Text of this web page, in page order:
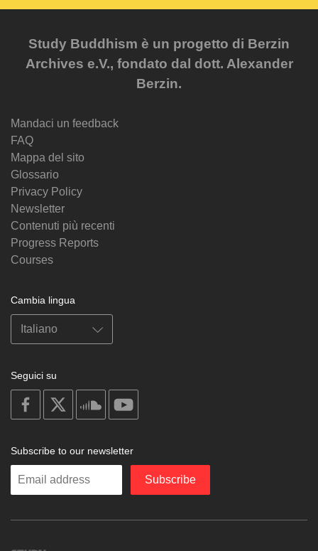
Study Buddhism è un progetto di Berzin
Archives e.V., fondato dal dott. Alexander
Berzin.
Mandaci un feedback
FAQ
Mappa del sito
Glossario
Privacy Policy
Newsletter
Contenuti più recenti
Progress Reports
Courses
Cambia lingua
Seguici su
on
facebook
soundcloud
Subscribe to our newsletter
Enter
Subscribe